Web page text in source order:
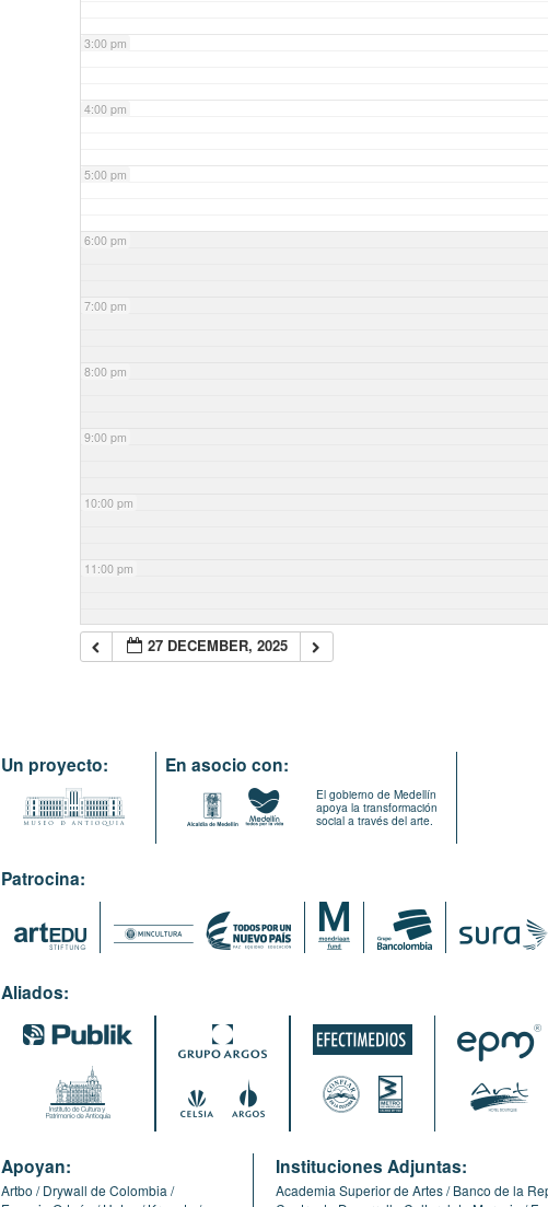
3:00 pm
4:00 pm
5:00 pm
6:00 pm
7:00 pm
8:00 pm
9:00 pm
10:00 pm
11:00 pm
27 DECEMBER, 2025
Un proyecto: En asocio con:
El gobierno de Medellín
apoya la transformación
social a través del arte.
Patrocina:
Aliados:
Apoyan:
Artbo
Drywall de Colombia
Instituciones Adjuntas:
Academia Superior de Artes Banco de la